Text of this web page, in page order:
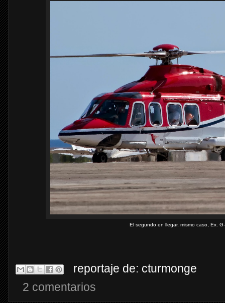
El segundo en llegar, mismo caso, Ex.
reportaje de: cturmonge
2 comentarios